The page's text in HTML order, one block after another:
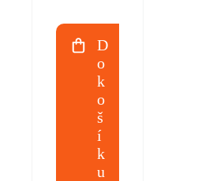
a lišt
D
o
k
o
š
í
k
u